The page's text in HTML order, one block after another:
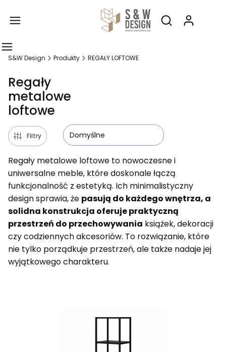
Otwórz
S&W Design Produkty REGAŁY LOFTOWE
Regały
metalowe
loftowe
Filtry Domyślne
Regały metalowe loftowe to nowoczesne i
uniwersalne meble, które doskonale łączą
funkcjonalność z estetyką. Ich minimalistyczny
design sprawia, że pasują do każdego wnętrza, a
solidna konstrukcja oferuje praktyczną
przestrzeń do przechowywania książek, dekoracji
czy codziennych akcesoriów. To rozwiązanie, które
nie tylko porządkuje przestrzeń, ale także nadaje jej
wyjątkowego charakteru.